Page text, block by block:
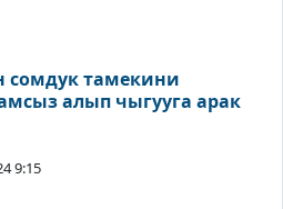
сомдук тамекини
алып чыгууга арак
9:15